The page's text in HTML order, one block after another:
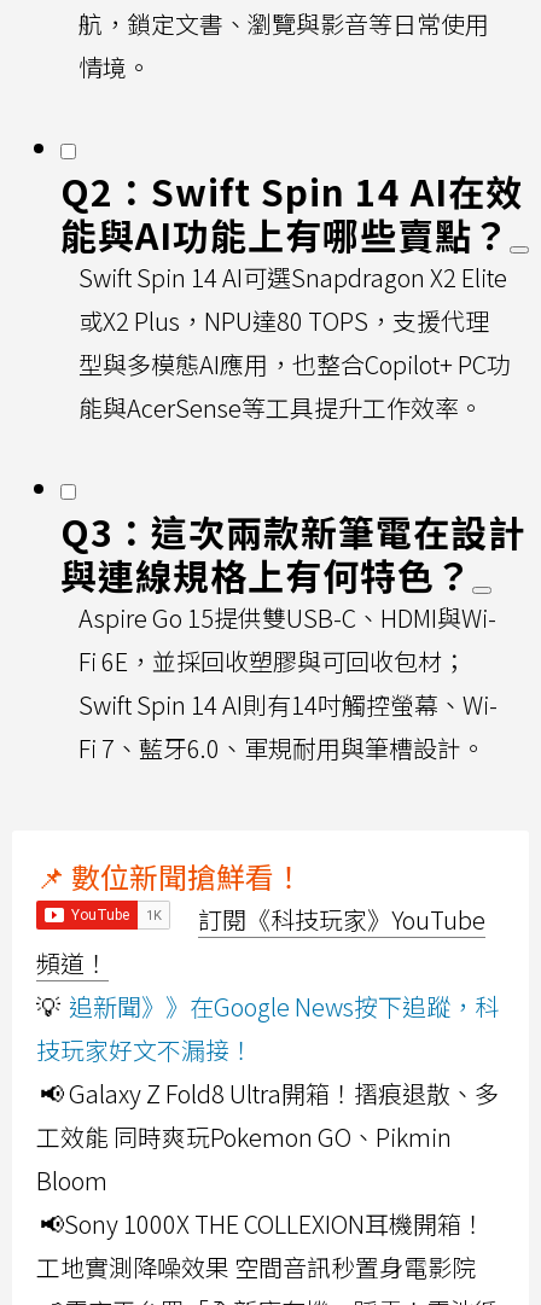
航，鎖定文書、瀏覽與影音等日常使用
情境。
Q2：Swift Spin 14 AI在效
能與AI功能上有哪些賣點？
Swift Spin 14 AI可選Snapdragon X2 Elite
或X2 Plus，NPU達80 TOPS，支援代理
型與多模態AI應用，也整合Copilot+ PC功
能與AcerSense等工具提升工作效率。
Q3：這次兩款新筆電在設計
與連線規格上有何特色？
Aspire Go 15提供雙USB-C、HDMI與Wi-
Fi 6E，並採回收塑膠與可回收包材；
Swift Spin 14 AI則有14吋觸控螢幕、Wi-
Fi 7、藍牙6.0、軍規耐用與筆槽設計。
📌 數位新聞搶鮮看！
訂閱《科技玩家》YouTube
頻道！
💡 追新聞》》在Google News按下追蹤，科
技玩家好文不漏接！
📢 Galaxy Z Fold8 Ultra開箱！摺痕退散、多
工效能 同時爽玩Pokemon GO、Pikmin
Bloom
📢Sony 1000X THE COLLEXION耳機開箱！
工地實測降噪效果 空間音訊秒置身電影院